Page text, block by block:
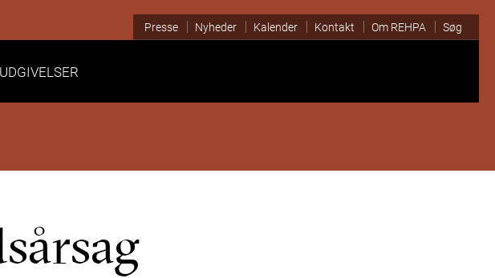
Presse Nyheder Kalender Kontakt Om REHPA Søg
UDGIVELSER